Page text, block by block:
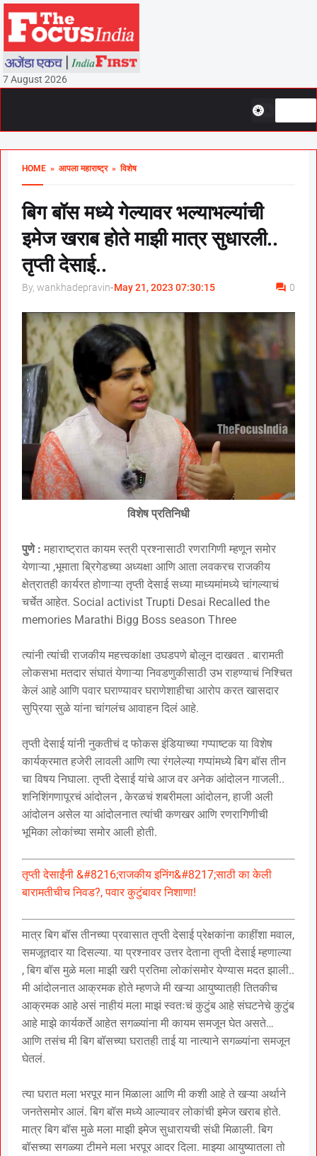
7 August 2026
HOME » आपला महाराष्ट्र» विशेष
बिग बॉस मध्ये गेल्यावर भल्याभल्यांची
इमेज खराब होते माझी मात्र सुधारली..
तृप्ती देसाई..
By, wankhadepravin-May 21, 2023 07:30:15 0
विशेष प्रतिनिधी
पुणे : महाराष्ट्रात कायम स्त्री प्रश्नासाठी रणरागिणी म्हणून समोर
येणाऱ्या ,भूमाता ब्रिगेडच्या अध्यक्षा आणि आता लवकरच राजकीय
क्षेत्रातही कार्यरत होणाऱ्या तृप्ती देसाई सध्या माध्यमांमध्ये चांगल्याचं
चर्चेत आहेत. Social activist Trupti Desai Recalled the
memories Marathi Bigg Boss season Three
त्यांनी त्यांची राजकीय महत्त्वकांक्षा उघडपणे बोलून दाखवत . बारामती
लोकसभा मतदार संघातं येणाऱ्या निवडणुकीसाठी उभ राहण्याचं निश्चित
केलं आहे आणि पवार घराण्यावर घराणेशाहीचा आरोप करत खासदार
सुप्रिया सुळे यांना चांगलंच आवाहन दिलं आहे.
तृप्ती देसाई यांनी नुकतीचं द फोकस इंडियाच्या गप्पाष्टक या विशेष
कार्यक्रमात हजेरी लावली आणि त्या रंगलेल्या गप्पांमध्ये बिग बॉस तीन
चा विषय निघाला. तृप्ती देसाई यांचे आज वर अनेक आंदोलन गाजली..
शनिशिंगणापूरचं आंदोलन , केरळचं शबरीमला आंदोलन, हाजी अली
आंदोलन असेल या आंदोलनात त्यांची कणखर आणि रणरागिणीची
भूमिका लोकांच्या समोर आली होती.
तृप्ती देसाईंनी &#8216;राजकीय इनिंग&#8217;साठी का केली
बारामतीचीच निवड?, पवार कुटुंबावर निशाणा!
मात्र बिग बॉस तीनच्या प्रवासात तृप्ती देसाई प्रेक्षकांना काहींशा मवाल,
समजूतदार या दिसल्या. या प्रश्नावर उत्तर देताना तृप्ती देसाई म्हणाल्या
, बिग बॉस मुळे मला माझी खरी प्रतिमा लोकांसमोर येण्यास मदत झाली..
मी आंदोलनात आक्रमक होते म्हणजे मी खऱ्या आयुष्यातही तितकीच
आक्रमक आहे असं नाहीयं मला माझं स्वतःचं कुटुंब आहे संघटनेचे कुटुंब
आहे माझे कार्यकर्ते आहेत सगळ्यांना मी कायम समजून घेत असते…
आणि तसंच मी बिग बॉसच्या घरातही ताई या नात्याने सगळ्यांना समजून
घेतलं.
त्या घरात मला भरपूर मान मिळाला आणि मी कशी आहे ते खऱ्या अर्थाने
जनतेसमोर आलं. बिग बॉस मध्ये आल्यावर लोकांची इमेज खराब होते.
मात्र बिग बॉस मुळे मला माझी इमेज सुधारायची संधी मिळाली. बिग
बॉसच्या सगळ्या टीमने मला भरपूर आदर दिला. माझ्या आयुष्यातला तो